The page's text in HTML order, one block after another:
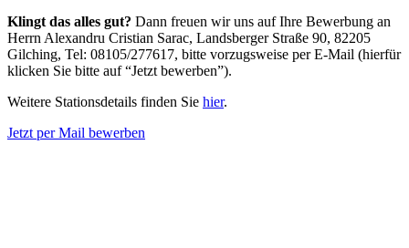
Klingt das alles gut? Dann freuen wir uns auf Ihre Bewerbung an
Herrn Alexandru Cristian Sarac, Landsberger Straße 90, 82205
Gilching, Tel: 08105/277617, bitte vorzugsweise per E-Mail (hierfür
klicken Sie bitte auf “Jetzt bewerben”).
Weitere Stationsdetails finden Sie hier.
Jetzt per Mail bewerben